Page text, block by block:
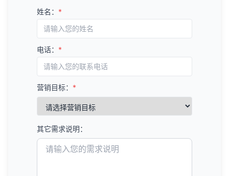
SEO视图，并制定更有效的优化策略。
更新和优化现有内容，提高质量和相关性。
填补内容差距，满足未被满足的用户需求。
改进内容结构和格式，提高可读性和用户体验。
B. 技术SEO策略
修复爬行错误和索引问题。
优化页面速度和Core Web Vitals。
优化网站架构和内部链接。
实施结构化数据。
C. 链接建设策略
名。
常用的SEO关键词研究工具
量和竞争度数据。
SEMrush：全面的SEO工具，提供关键词研究、
竞争分析等功能。
Ahrefs：强大的关键词研究和链接分析工具。
Moz Keyword Explorer
：提供关键词难度和机会
KeywordTool.io：从多个来源获取关键词建议。
AnswerThePublic：专注于问题型关键词和长尾
如服务器错误、重定向链、重复内容等。
按影响范围排序：
优先修复影响大量页面的问题。
如全局的元描述模板问题、图片优化问题等。
按修复难度排序：
可以先解决一些容易修复但影响较大的问题。
创建修复计划：
制定详细的修复计划和时间表。
分配责任人和资源。
设置检查点和验证步骤。
监控新链接：
设置新链接通知，及时了解新获得的链接。
分析新链接的质量和相关性。
监控丢失的链接：
监控丢失的链接，了解为什么链接被移除。
尝试恢复重要的丢失链接。
监控不良链接：
识别可能有害的链接（如来自垃圾网站的链
接）。
使用Google的不自然链接报告工具处理不良链
接。
内容差距分析
识别用户需求但网站尚未覆盖的主题。
分析竞争对手未覆盖的内容机会。
关键词机会分析
识别有搜索量但竞争度较低的关键词。
内容格式机会：
识别未充分利用的内容格式（如视频、信息图
分析不同内容格式的表现。
比较你和竞争对手的页面速度。
分析他们的Core Web Vitals表现。
移动友好性分析
评估竞争对手的移动友好性。
分析他们的响应式设计和移动用户体验。
结构化数据分析
分析竞争对手的结构化数据实施情况。
识别他们使用的结构化数据类型。
6. 分析竞争对手的用户体验
网站设计分析：
姓名： *
电话： *
营销目标： *
其它需求说明：